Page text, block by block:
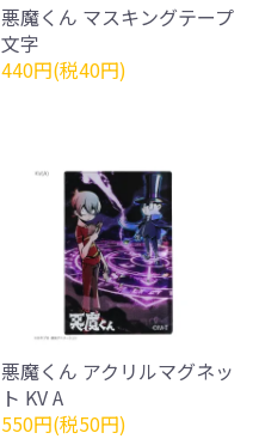
悪魔くん マスキングテープ
文字
440円(税40円)
悪魔くん アクリルマグネッ
ト KV A
550円(税50円)